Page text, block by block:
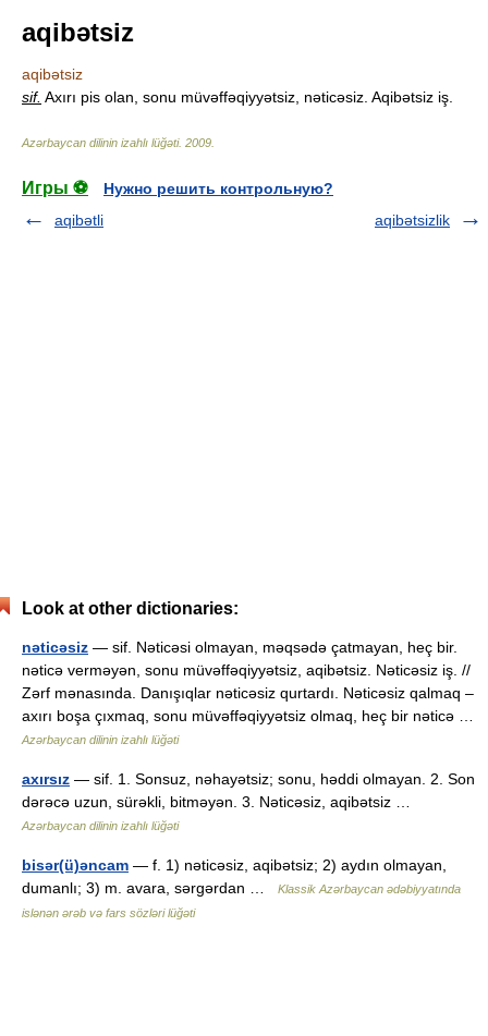
aqibətsiz
aqibətsiz
sif. Axırı pis olan, sonu müvəffəqiyyətsiz, nəticəsiz. Aqibətsiz iş.
Azərbaycan dilinin izahlı lüğəti. 2009
Игры ⚽
Нужно решить контрольную?
aqibətli
aqibətsizlik
Look at other dictionaries:
nəticəsiz — sif. Nəticəsi olmayan, məqsədə çatmayan, heç bir.
nəticə verməyən, sonu müvəffəqiyyətsiz, aqibətsiz. Nəticəsiz iş. //
Zərf mənasında. Danışıqlar nəticəsiz qurtardı. Nəticəsiz qalmaq –
axırı boşa çıxmaq, sonu müvəffəqiyyətsiz olmaq, heç bir nəticə …
Azərbaycan dilinin izahlı lüğəti
axırsız — sif. 1. Sonsuz, nəhayətsiz; sonu, həddi olmayan. 2. Son
dərəcə uzun, sürəkli, bitməyən. 3. Nəticəsiz, aqibətsiz …
Azərbaycan dilinin izahlı lüğəti
bisər(ü)əncam — f. 1) nəticəsiz, aqibətsiz; 2) aydın olmayan,
dumanlı; 3) m. avara, sərgərdan …
Klassik Azərbaycan ədəbiyyatında
islənən ərəb və fars sözləri lüğəti